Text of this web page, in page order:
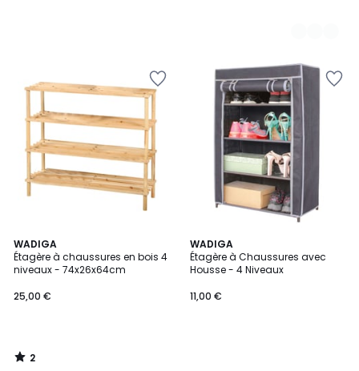
WADIGA
Étagère à chaussures en bois 4
niveaux - 74x26x64cm
25,00 €
2
/
5
2
/
WADIGA
Étagère à Chaussures avec
Housse - 4 Niveaux
11,00 €